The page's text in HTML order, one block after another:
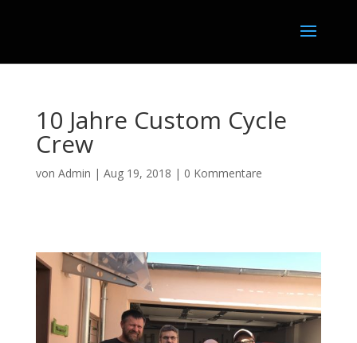
10 Jahre Custom Cycle
Crew
von Admin | Aug 19, 2018 | 0 Kommentare